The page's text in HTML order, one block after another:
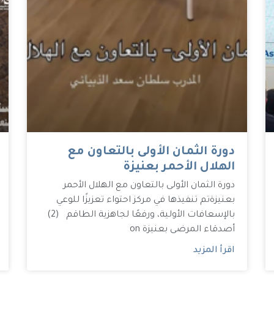
دورة الثمان الأولى بالتعاون مع
الهلال الأحمر بعنيزة
دورة الثمان الأولى بالتعاون مع الهلال الأحمر
بعنيزة تم تنفيذها في مركز احتواء تعزيزًا للوعي
بالإسعافات الأولية، ورفعًا لجاهزية الطاقم (2)
أصدقاء المرضى بعنيزة on
اقرأ المزيد